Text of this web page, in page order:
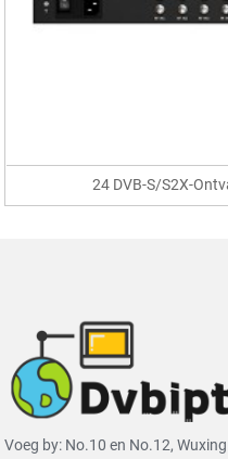
24 DVB-S/S2X-
Voeg by: No.10 en No.12,